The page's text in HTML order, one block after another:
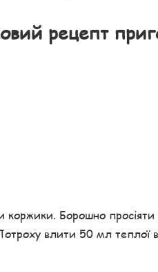
рецепт
коржики. Борошно
влити 50 мл теплої